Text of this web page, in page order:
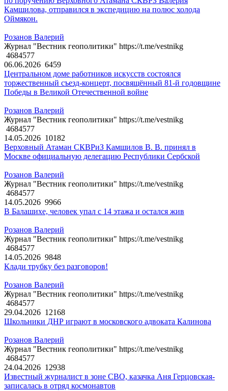
Камшилова, отправился в экспедицию на полюс холода
Оймякон.
Розанов Валерий
Журнал "Вестник геополитики" https://t.me/vestnikg
4684577
06.06.2026 6459
Центральном доме работников искусств состоялся
торжественный съезд-концерт, посвящённый 81-й годовщине
Победы в Великой Отечественной войне
Розанов Валерий
Журнал "Вестник геополитики" https://t.me/vestnikg
4684577
14.05.2026 10182
Верховный Атаман СКВРиЗ Камшилов В. В. принял в
Москве официальную делегацию Республики Сербской
Розанов Валерий
Журнал "Вестник геополитики" https://t.me/vestnikg
4684577
14.05.2026 9966
В Балашихе, человек упал с 14 этажа и остался жив
Розанов Валерий
Журнал "Вестник геополитики" https://t.me/vestnikg
4684577
14.05.2026 9848
Клади трубку без разговоров!
Розанов Валерий
Журнал "Вестник геополитики" https://t.me/vestnikg
4684577
29.04.2026 12168
Школьники ДНР играют в московского адвоката Калинова
Розанов Валерий
Журнал "Вестник геополитики" https://t.me/vestnikg
4684577
24.04.2026 12938
Известный журналист в зоне СВО, казачка Аня Герцовская-
записалась в отряд космонавтов